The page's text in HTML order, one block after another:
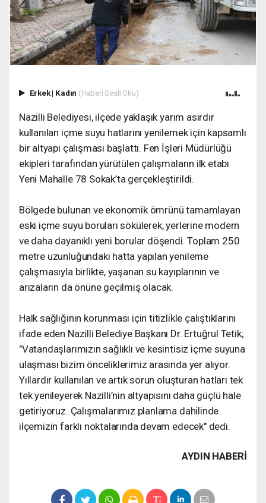
Erkek| Kadın (Haberi Sesli Oku)
Nazilli Belediyesi, ilçede yaklaşık yarım asırdır
kullanılan içme suyu hatlarını yenilemek için kapsamlı
bir altyapı çalışması başlattı. Fen İşleri Müdürlüğü
ekipleri tarafından yürütülen çalışmaların ilk etabı
Yeni Mahalle 78 Sokak’ta gerçekleştirildi.
Bölgede bulunan ve ekonomik ömrünü tamamlayan
eski içme suyu boruları sökülerek, yerlerine modern
ve daha dayanıklı yeni borular döşendi. Toplam 250
metre uzunluğundaki hatta yapılan yenileme
çalışmasıyla birlikte, yaşanan su kayıplarının ve
arızaların da önüne geçilmiş olacak.
Halk sağlığının korunması için titizlikle çalıştıklarını
ifade eden Nazilli Belediye Başkanı Dr. Ertuğrul Tetik;
"Vatandaşlarımızın sağlıklı ve kesintisiz içme suyuna
ulaşması bizim önceliklerimiz arasında yer alıyor.
Yıllardır kullanılan ve artık sorun oluşturan hatları tek
tek yenileyerek Nazilli’nin altyapısını daha güçlü hale
getiriyoruz. Çalışmalarımız planlama dahilinde
ilçemizin farklı noktalarında devam edecek" dedi.
AYDIN HABERİ